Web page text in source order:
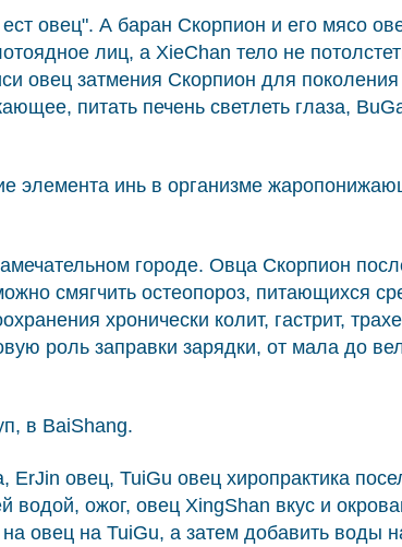
овец". А баран Скорпион и его мясо
лиц, а XieChan тело не
овец затмения Скорпион для
питать печень светлеть глаза,
элемента инь в организме
городе. Овца Скорпион
смягчить остеопороз, питающихся
хронически колит, гастрит,
роль заправки зарядки, от мала до
в BaiShang.
овец, TuiGu овец хиропрактика
водой, ожог, овец XingShan вкус и
овец на TuiGu, а затем добавить воды